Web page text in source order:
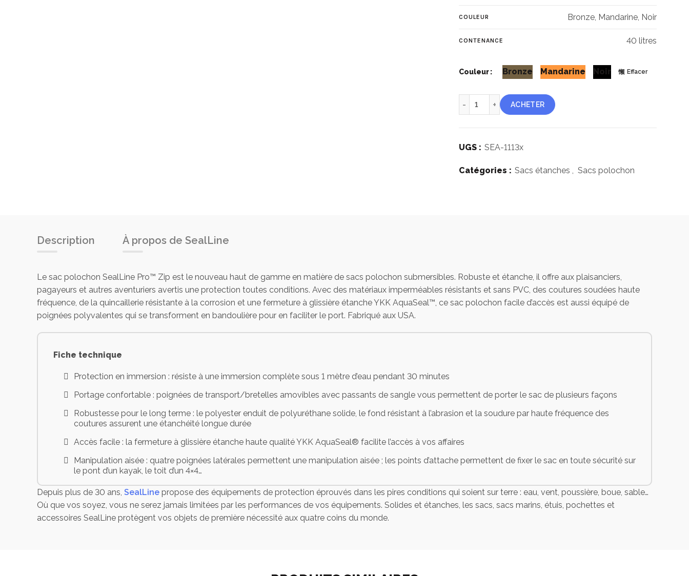
COULEUR Bronze, Mandarine, Noir
CONTENANCE 40 litres
Couleur Bronze Mandarine Noir Effacer
quantité de SealLine Pro™ Zip 40 litres
ACHETER
UGS : SEA-1113x
Catégories : Sacs étanches , Sacs polochon
Description À propos de SealLine
Le sac polochon SealLine Pro™ Zip est le nouveau haut de gamme en matière de sacs polochon submersibles. Robuste et étanche, il offre aux plaisanciers,
pagayeurs et autres aventuriers avertis une protection toutes conditions. Avec des matériaux imperméables résistants et sans PVC, des coutures soudées haute
fréquence, de la quincaillerie résistante à la corrosion et une fermeture à glissière étanche YKK AquaSeal™, ce sac polochon facile d’accès est aussi équipé de
poignées polyvalentes qui se transforment en bandoulière pour en faciliter le port. Fabriqué aux USA.
Fiche technique
Protection en immersion : résiste à une immersion complète sous 1 mètre d’eau pendant 30 minutes
Portage confortable : poignées de transport/bretelles amovibles avec passants de sangle vous permettent de porter le sac de plusieurs façons
Robustesse pour le long terme : le polyester enduit de polyuréthane solide, le fond résistant à l’abrasion et la soudure par haute fréquence des
coutures assurent une étanchéité longue durée
Accès facile : la fermeture à glissière étanche haute qualité YKK AquaSeal® facilite l’accès à vos affaires
Manipulation aisée : quatre poignées latérales permettent une manipulation aisée ; les points d’attache permettent de fixer le sac en toute sécurité sur
le pont d’un kayak, le toit d’un 4×4…
Rangement simple : enroulez-le pour le ranger quand vous avez fini de l’utiliser
Depuis plus de 30 ans, SealLinepropose des équipements de protection éprouvés dans les pires conditions qui soient sur terre : eau, vent, poussière, boue, sable…
Où que vos soyez, vous ne serez jamais limitées par les performances de vos équipements. Solides et étanches, les sacs, sacs marins, étuis, pochettes et
accessoires SealLine protègent vos objets de première nécessité aux quatre coins du monde.